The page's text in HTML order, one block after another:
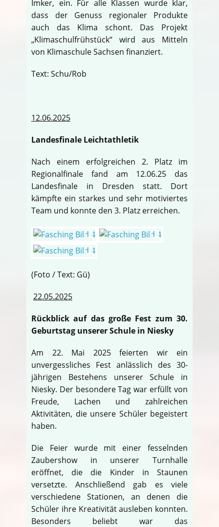
Imker, ein. Für alle Klassen wurde klar,
dass der Genuss regionaler Produkte
auch das Klima schont. Das Projekt
„Klimaschulfrühstück“ wird aus Mitteln
von Klimaschule Sachsen finanziert.
Text: Schu/Rob
12.06.2025
Landesfinale Leichtathletik
Nach einem erfolgreichen 2. Platz im
Regionalfinale fand am 12.06.25 das
Landesfinale in Dresden statt. Dort
kämpfte ein starkes und sehr motiviertes
Team und konnte den 3. Platz erreichen.
(Foto / Text: Gü)
22.05.2025
Rückblick auf das große Fest zum 30.
Geburtstag unserer Schule in Niesky
Am 22. Mai 2025 feierten wir ein
unvergessliches Fest anlässlich des 30-
jährigen Bestehens unserer Schule in
Niesky. Der besondere Tag war erfüllt von
Freude, Lachen und zahlreichen
Aktivitäten, die unsere Schüler begeistert
haben.
Die Feier wurde mit einer fesselnden
Zaubershow in unserer Turnhalle
eröffnet, die die Kinder in Staunen
versetzte. Anschließend gab es viele
verschiedene Stationen, an denen die
Schüler ihre Kreativität ausleben konnten.
Besonders beliebt war das